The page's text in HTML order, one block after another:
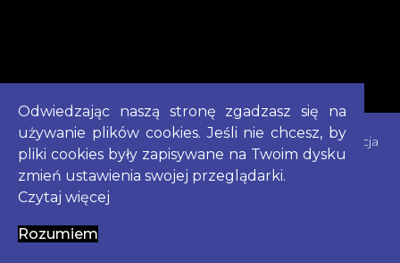
Cookies|Polityka Prywatności|Mapa Strony|Deklaracja
Dostepności
Odwiedzając naszą stronę zgadzasz się na
używanie plików cookies. Jeśli nie chcesz, by
pliki cookies były zapisywane na Twoim dysku
zmień ustawienia swojej przeglądarki.
Czytaj więcej
Rozumiem